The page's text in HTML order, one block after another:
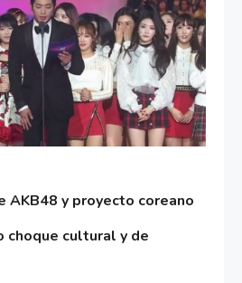
AKB48 y proyecto coreano
choque cultural y de